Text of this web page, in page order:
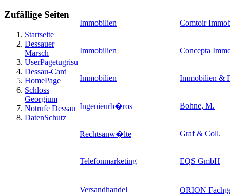
Zufällige Seiten
Startseite
Dessauer
Marsch
UserPagetugrisu
Dessau-Card
HomePage
Schloss
Georgium
Notrufe Dessau
DatenSchutz
Immobilien Comtoir
Immobilien Concepta
Immobilien Immobilien &
Ingenieurb�ros Bohne, M.
Rechtsanw�lte Graf & Coll.
Telefonmarketing EQS GmbH
Versandhandel ORION